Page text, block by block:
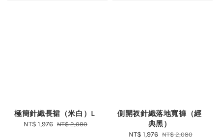
極簡針織長裙（米白）L
Sale
NT$ 1,976 Regular
NT$ 2,080
側開衩針織落地寬褲（經
典黑）
Sale
NT$ 1,976 Regular
NT$ 2,080